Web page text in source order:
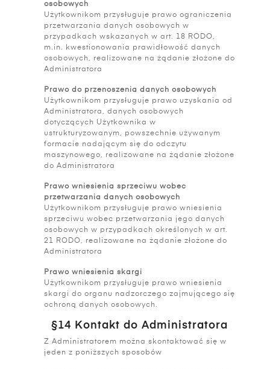
osobowych
Użytkownikom przysługuje prawo ograniczenia
przetwarzania danych osobowych w
przypadkach wskazanych w art. 18 RODO,
m.in. kwestionowania prawidłowość danych
osobowych, realizowane na żądanie złożone do
Administratora
Prawo do przenoszenia danych osobowych
Użytkownikom przysługuje prawo uzyskania od
Administratora, danych osobowych
dotyczących Użytkownika w
ustrukturyzowanym, powszechnie używanym
formacie nadającym się do odczytu
maszynowego, realizowane na żądanie złożone
do Administratora
Prawo wniesienia sprzeciwu wobec
przetwarzania danych osobowych
Użytkownikom przysługuje prawo wniesienia
sprzeciwu wobec przetwarzania jego danych
osobowych w przypadkach określonych w art.
21 RODO, realizowane na żądanie złożone do
Administratora
Prawo wniesienia skargi
Użytkownikom przysługuje prawo wniesienia
skargi do organu nadzorczego zajmującego się
ochroną danych osobowych.
§14 Kontakt do Administratora
Z Administratorem można skontaktować się w
jeden z poniższych sposobów